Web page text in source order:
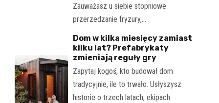
Zauważasz u siebie stopniowe
przerzedzanie fryzury,…
Dom w kilka miesięcy zamiast
kilku lat? Prefabrykaty
zmieniają reguły gry
Zapytaj kogoś, kto budował dom
tradycyjnie, ile to trwało. Usłyszysz
historie o trzech latach, ekipach